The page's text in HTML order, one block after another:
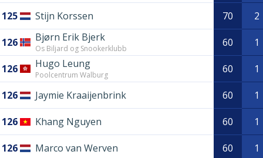
125 Stijn Korssen 70 2
126 Bjørn Erik Bjerk
Os Biljard og Snookerklubb 60 1
126 Hugo Leung
Poolcentrum Walburg 60 1
126 Jaymie Kraaijenbrink 60 1
126 Khang Nguyen 60 1
126 Marco van Werven 60 1